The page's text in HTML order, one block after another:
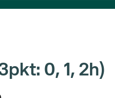
0, 1, 2h)